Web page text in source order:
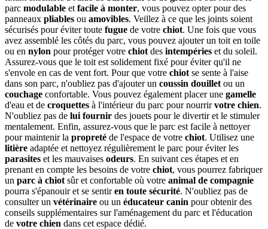
parc modulable et facile à monter, vous pouvez opter pour des
panneaux pliables ou amovibles. Veillez à ce que les joints soient
sécurisés pour éviter toute fugue de votre chiot. Une fois que vous
avez assemblé les côtés du parc, vous pouvez ajouter un toit en toile
ou en nylon pour protéger votre chiot des intempéries et du soleil.
Assurez-vous que le toit est solidement fixé pour éviter qu'il ne
s'envole en cas de vent fort. Pour que votre chiot se sente à l'aise
dans son parc, n'oubliez pas d'ajouter un coussin douillet ou un
couchage confortable. Vous pouvez également placer une gamelle
d'eau et de croquettes à l'intérieur du parc pour nourrirvotre chien.
N'oubliez pas de lui fournir des jouets pour le divertir et le stimuler
mentalement. Enfin, assurez-vous que le parc est facile à nettoyer
pour maintenir la propreté de l'espace de votre chiot. Utilisez une
litière adaptée et nettoyez régulièrement le parc pour éviter les
parasites et les mauvaises odeurs. En suivant ces étapes et en
prenant en compte les besoins de votre chiot, vous pourrez fabriquer
un parc à chiot sûr et confortable où votre animal de compagnie
pourra s'épanouir et se sentiren toute sécurité. N'oubliez pas de
consulter un vétérinaire ou un éducateur canin pour obtenir des
conseils supplémentaires sur l'aménagement du parc et l'éducation
de votre chien dans cet espace dédié.